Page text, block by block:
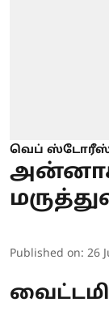
வெப்
Published on: 26